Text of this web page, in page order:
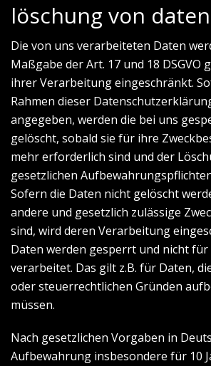
löschung von daten
Die von uns verarbeiteten Daten
Maßgabe der Art. 17 und 18 DSGVO
ihrer Verarbeitung eingeschränkt.
Rahmen dieser
angegeben, werden die bei uns
gelöscht, sobald sie für ihre
mehr erforderlich sind und der
gesetzlichen
Sofern die Daten nicht gelöscht
andere und gesetzlich zulässige
sind, wird deren Verarbeitung
Daten werden gesperrt und nicht für
verarbeitet. Das gilt z.B. für Daten,
oder steuerrechtlichen Gründen
müssen.
Nach gesetzlichen Vorgaben in
Aufbewahrung insbesondere für 10